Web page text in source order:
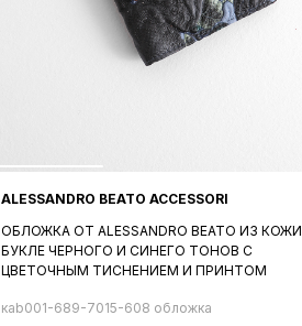
ALESSANDRO BEATO ACCESSORI
ОБЛОЖКА ОТ ALESSANDRO BEATO ИЗ КОЖИ
БУКЛЕ ЧЕРНОГО И СИНЕГО ТОНОВ С
ЦВЕТОЧНЫМ ТИСНЕНИЕМ И ПРИНТОМ
кab001-689-7015-608 обложка